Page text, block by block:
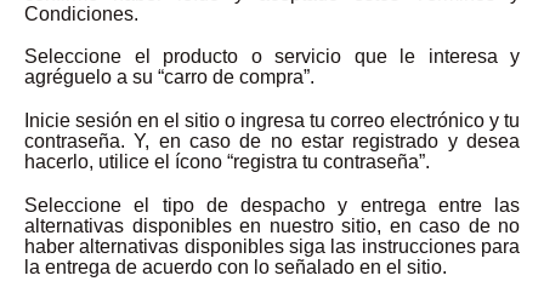
Condiciones.
Seleccione el producto o servicio que le interesa y
agréguelo a su “carro de compra”.
Inicie sesión en el sitio o ingresa tu correo electrónico y tu
contraseña. Y, en caso de no estar registrado y desea
hacerlo, utilice el ícono “registra tu contraseña”.
Seleccione el tipo de despacho y entrega entre las
alternativas disponibles en nuestro sitio, en caso de no
haber alternativas disponibles siga las instrucciones para
la entrega de acuerdo con lo señalado en el sitio.